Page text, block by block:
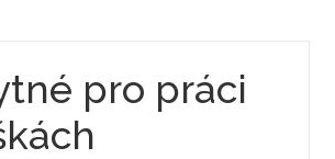
pro práci